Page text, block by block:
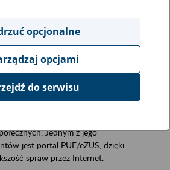
ZUS eZUS
Jednym z jego
jest portal PUE/eZUS, dzięki
spraw przez Internet.
opcjonalne
opcjami
do serwisu